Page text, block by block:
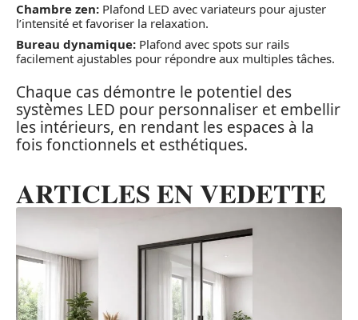
Chambre zen: Plafond LED avec variateurs pour ajuster
l’intensité et favoriser la relaxation.
Bureau dynamique: Plafond avec spots sur rails
facilement ajustables pour répondre aux multiples tâches.
Chaque cas démontre le potentiel des
systèmes LED pour personnaliser et embellir
les intérieurs, en rendant les espaces à la
fois fonctionnels et esthétiques.
ARTICLES EN VEDETTE